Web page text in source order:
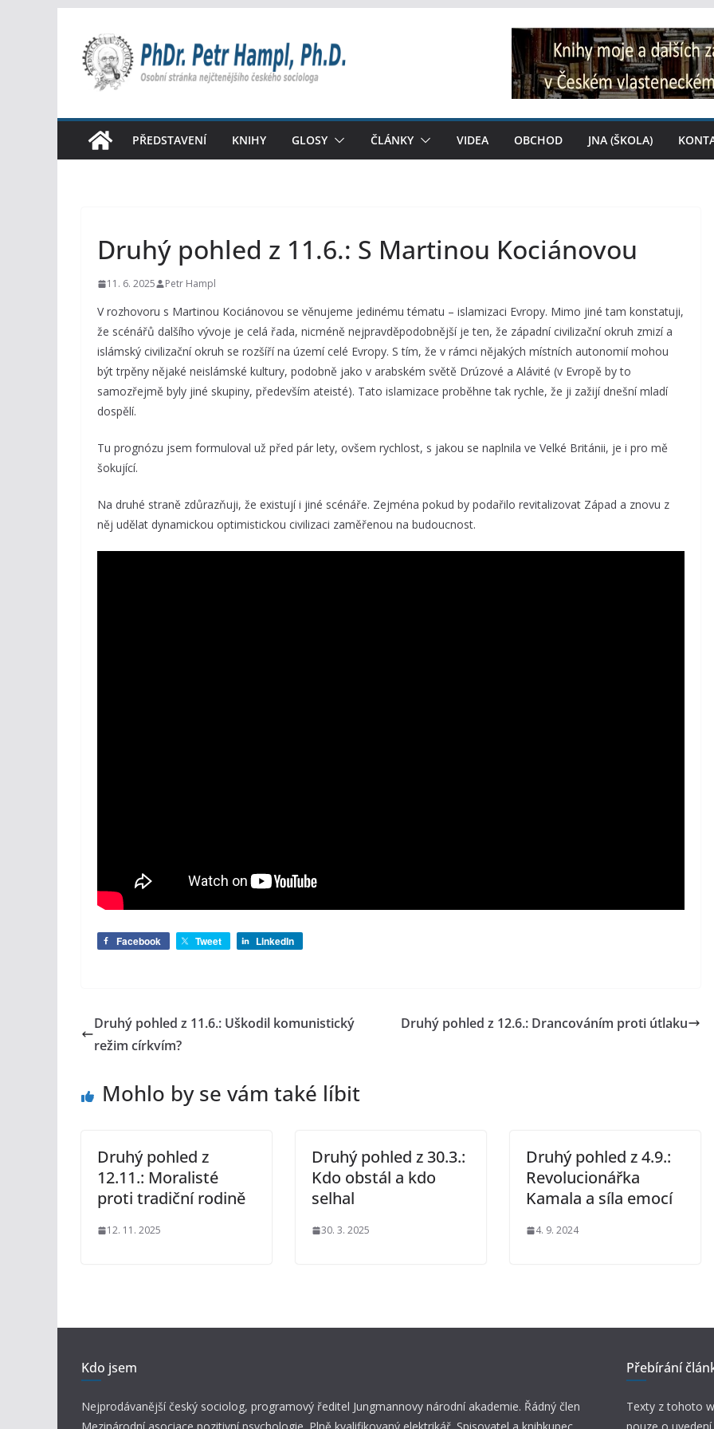
obsah
PŘEDSTAVENÍ KNIHY GLOSY ČLÁNKY VIDEA OBCHOD JNA (ŠKOLA)
Druhý pohled z 11.6.: S Martinou Kociánovou
11. 6. 2025 Petr Hampl
V rozhovoru s Martinou Kociánovou se věnujeme jedinému tématu – islamizaci Evropy. Mimo jiné tam konstatuji,
že scénářů dalšího vývoje je celá řada, nicméně nejpravděpodobnější je ten, že západní civilizační okruh zmizí a
islámský civilizační okruh se rozšíří na území celé Evropy. S tím, že v rámci nějakých místních autonomií mohou
být trpěny nějaké neislámské kultury, podobně jako v arabském světě Drúzové a Alávité (v Evropě by to
samozřejmě byly jiné skupiny, především ateisté). Tato islamizace proběhne tak rychle, že ji zažijí dnešní mladí
dospělí.
Tu prognózu jsem formuloval už před pár lety, ovšem rychlost, s jakou se naplnila ve Velké Británii, je i pro mě
šokující.
Na druhé straně zdůrazňuji, že existují i jiné scénáře. Zejména pokud by podařilo revitalizovat Západ a znovu z
něj udělat dynamickou optimistickou civilizaci zaměřenou na budoucnost.
Facebook Tweet LinkedIn
Druhý pohled z 11.6.: Uškodil komunistický
režim církvím?
Druhý pohled z 12.6.: Drancováním proti útlaku
Mohlo by se vám také líbit
Druhý pohled z
12.11.: Moralisté
proti tradiční rodině
12. 11. 2025
Druhý pohled z 30.3.:
Kdo obstál a kdo
selhal
30. 3. 2025
Druhý pohled z 4.9.:
Revolucionářka
Kamala a síla emocí
4. 9. 2024
Kdo jsem
Nejprodávanější český sociolog, programový ředitel Jungmannovy národní akademie. Řádný člen
Přebírání
Texty z tohoto